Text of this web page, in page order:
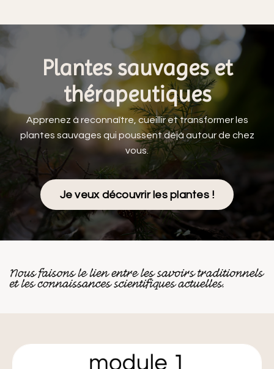
Plantes sauvages et
thérapeutiques
Apprenez à reconnaître, cueillir et transformer les
plantes sauvages qui poussent déjà autour de chez
vous.
Je veux découvrir les plantes !